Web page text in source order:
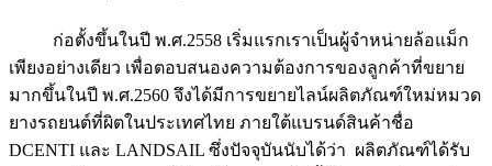
ก่อตั้งขึ้นในปี พ.ศ.2558 เริ่มแรกเราเป็นผู้จำหน่ายล้อแม็ก
เพียงอย่างเดียว เพื่อตอบสนองความต้องการของลูกค้าที่ขยาย
มากขึ้นในปี พ.ศ.2560 จึงได้มีการขยายไลน์ผลิตภัณฑ์ใหม่หมวด
ยางรถยนต์ที่ผิตในประเทศไทย ภายใต้แบรนด์สินค้าชื่อ
DCENTI และ LANDSAIL ซึ่งปัจจุบันนับได้ว่า ผลิตภัณฑ์ได้รับ